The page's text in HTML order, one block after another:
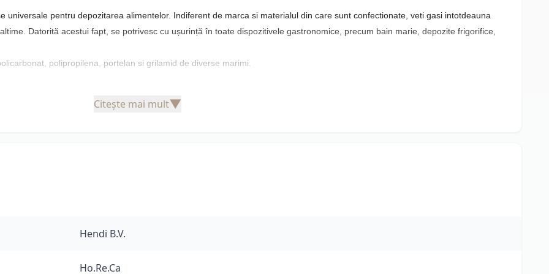
universale pentru depozitarea alimentelor. Indiferent de marca si materialul din care sunt confectionate, veti gasi intotdeauna
Datorită acestui fapt, se potrivesc cu ușurință în toate dispozitivele gastronomice, precum bain marie, depozite frigorifice,
polipropilena, portelan si grilamid de diverse marimi.
lui se pot pune, de exemplu, două recipiente GN 1/2 sau 3 recipiente GN 1/3. Restul îl puteți ajusta în mod similar.
orice tip de aliment dupa folosirea alimentului tava se spala usor si nu are miros de la alimentul depozitat.
Citește mai mult▼
Hendi B.V.
Ho.Re.Ca